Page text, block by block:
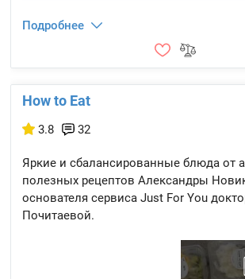
Подробнее
How to Eat
3.8 32
Яркие и сбалансированные блюда от
полезных рецептов Александры
основателя сервиса Just For You
Почитаевой.